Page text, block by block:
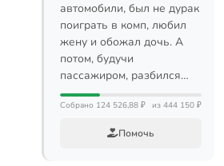
автомобили, был не дурак
поиграть в комп, любил
жену и обожал дочь. А
потом, будучи
пассажиром, разбился…
Собрано 124 526,88 ₽ из 444 150 ₽
Помочь